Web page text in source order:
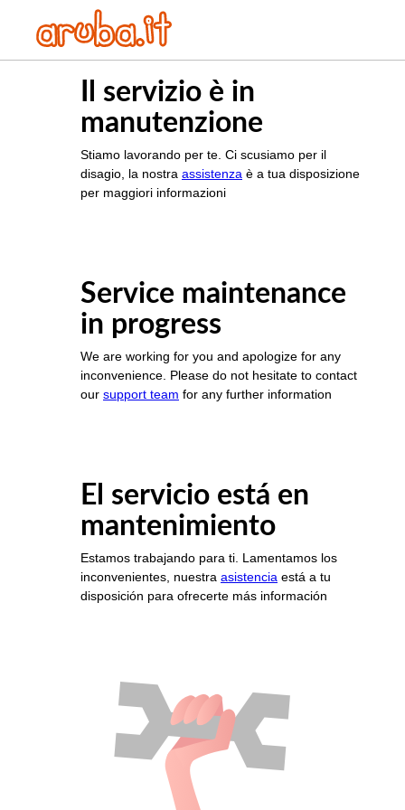
Il servizio è in
manutenzione
Stiamo lavorando per te. Ci scusiamo per il
disagio, la nostra assistenza è a tua disposizione
per maggiori informazioni
Service maintenance
in progress
We are working for you and apologize for any
inconvenience. Please do not hesitate to contact
our support team for any further information
El servicio está en
mantenimiento
Estamos trabajando para ti. Lamentamos los
inconvenientes, nuestra asistencia está a tu
disposición para ofrecerte más información